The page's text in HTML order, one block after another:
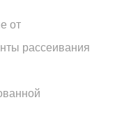
от
рассеивания